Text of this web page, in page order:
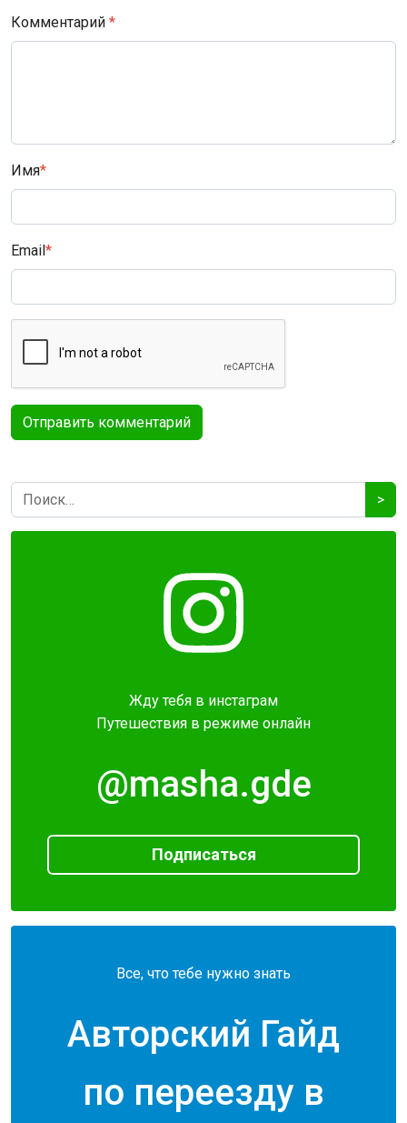
Комментарий *
Имя*
Email*
>
Жду тебя в инстаграм
Путешествия в режиме онлайн
@masha.gde
Подписаться
Все, что тебе нужно знать
Авторский Гайд
по переезду в